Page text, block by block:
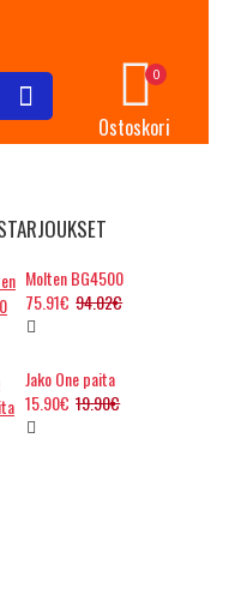
Ostoskori
0
Molten BG4500
75.91€ 94.02€
Jako One paita
15.90€ 19.90€